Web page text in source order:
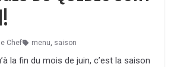
Chef menu, saison
la fin du mois de juin, c’est la saison